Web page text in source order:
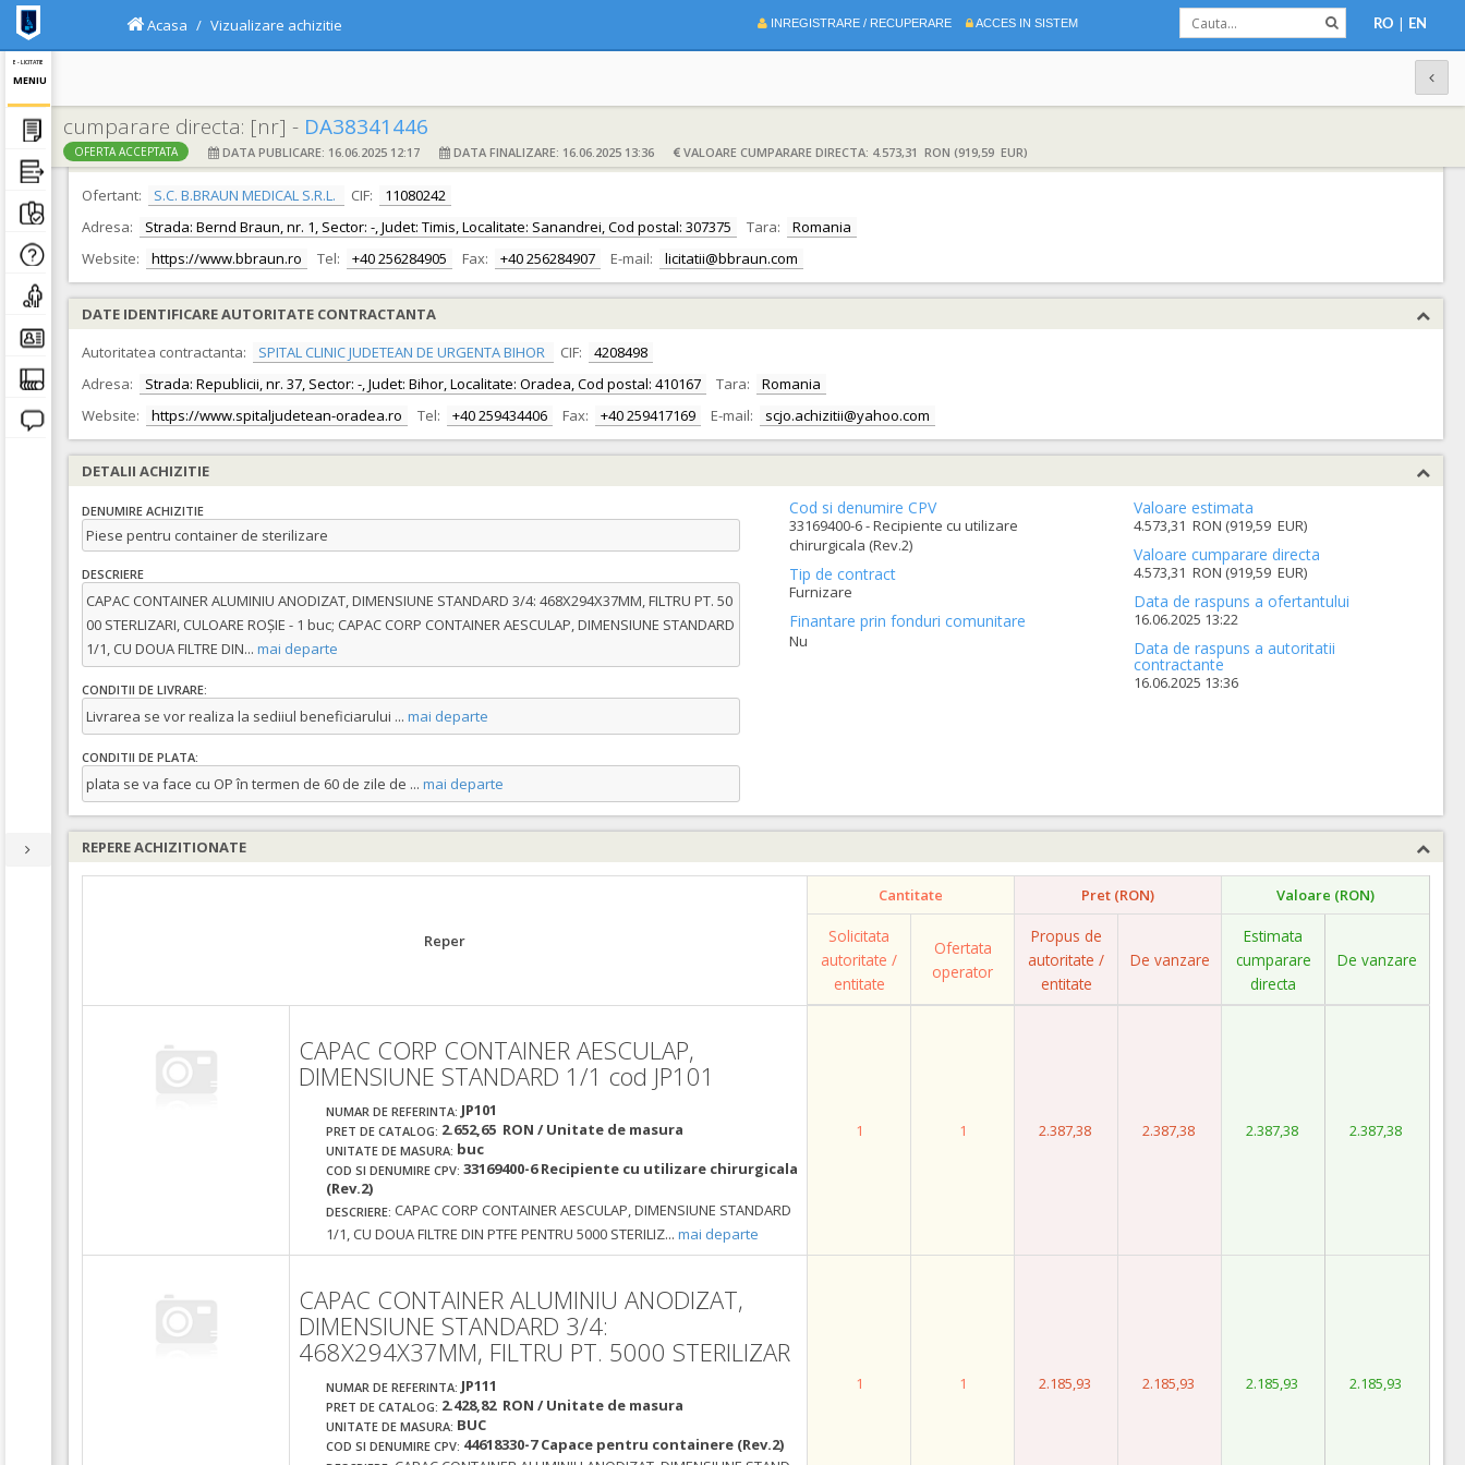
E - LICITATIE
MENIU
INREGISTRARE / RECUPERARE ACCES IN SISTEM RO | EN
Acasa Vizualizare achizitie
cumparare directa: [nr] - DA38341446
OFERTA ACCEPTATA DATA PUBLICARE: 16.06.2025 12:17 DATA FINALIZARE: 16.06.2025 13:36 VALOARE CUMPARARE DIRECTA: 4.573,31 RON (919,59 EUR)
DATE IDENTIFICARE OFERTANT
Ofertant:
S.C. B.BRAUN MEDICAL S.R.L. CIF:
11080242
Adresa:
Strada: Bernd Braun, nr. 1, Sector: -, Judet: Timis, Localitate: Sanandrei, Cod postal: 307375 Tara:
Romania
Website:
https://www.bbraun.ro Tel: +40 256284905 Fax: +40 256284907 E-mail: licitatii@bbraun.com
DATE IDENTIFICARE AUTORITATE CONTRACTANTA
Autoritatea contractanta:
SPITAL CLINIC JUDETEAN DE URGENTA BIHOR CIF:
4208498
Adresa:
Strada: Republicii, nr. 37, Sector: -, Judet: Bihor, Localitate: Oradea, Cod postal: 410167 Tara:
Romania
Website:
https://www.spitaljudetean-oradea.ro Tel: +40 259434406 Fax: +40 259417169 E-mail: scjo.achizitii@yahoo.com
DETALII ACHIZITIE
DENUMIRE ACHIZITIE
Piese pentru container de sterilizare
DESCRIERE
CAPAC CONTAINER ALUMINIU ANODIZAT, DIMENSIUNE STANDARD 3/4: 468X294X37MM, FILTRU PT. 50
00 STERLIZARI, CULOARE ROȘIE - 1 buc; CAPAC CORP CONTAINER AESCULAP, DIMENSIUNE STANDARD
1/1, CU DOUA FILTRE DIN... mai departe
CONDITII DE LIVRARE:
Livrarea se vor realiza la sediiul beneficiarului ... mai departe
CONDITII DE PLATA:
plata se va face cu OP în termen de 60 de zile de ... mai departe
Cod si denumire CPV
33169400-6 - Recipiente cu utilizare
chirurgicala (Rev.2)
Tip de contract
Furnizare
Finantare prin fonduri comunitare
Nu
Valoare estimata
4.573,31 RON (919,59 EUR)
Valoare cumparare directa
4.573,31 RON (919,59 EUR)
Data de raspuns a ofertantului
16.06.2025 13:22
Data de raspuns a autoritatii
contractante
16.06.2025 13:36
REPERE ACHIZITIONATE
Reper
Cantitate Pret (RON) Valoare (RON)
Solicitata
autoritate /
entitate
Ofertata
operator
Propus de
autoritate /
entitate
De vanzare
Estimata
cumparare
directa
De vanzare
CAPAC CORP CONTAINER AESCULAP,
DIMENSIUNE STANDARD 1/1 cod JP101
NUMAR DE REFERINTA: JP101
PRET DE CATALOG: 2.652,65 RON / Unitate de masura
UNITATE DE MASURA: buc
COD SI DENUMIRE CPV: 33169400-6 Recipiente cu utilizare chirurgicala
(Rev.2)
DESCRIERE: CAPAC CORP CONTAINER AESCULAP, DIMENSIUNE STANDARD
1/1, CU DOUA FILTRE DIN PTFE PENTRU 5000 STERILIZ... mai departe
1 1 2.387,38 2.387,38 2.387,38 2.387,38
CAPAC CONTAINER ALUMINIU ANODIZAT,
DIMENSIUNE STANDARD 3/4:
468X294X37MM, FILTRU PT. 5000 STERILIZAR
NUMAR DE REFERINTA: JP111
PRET DE CATALOG: 2.428,82 RON / Unitate de masura
UNITATE DE MASURA: BUC
COD SI DENUMIRE CPV: 44618330-7 Capace pentru containere (Rev.2)
1 1 2.185,93 2.185,93 2.185,93 2.185,93